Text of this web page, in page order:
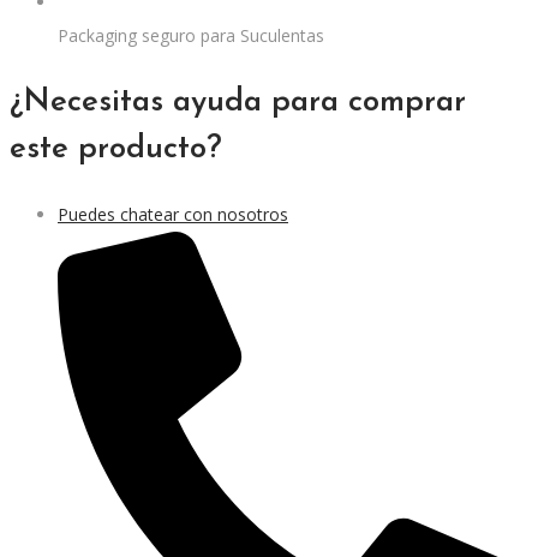
Packaging seguro para Suculentas
¿Necesitas ayuda para comprar
este producto?
Puedes chatear con nosotros